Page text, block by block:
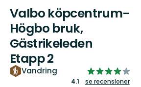
Valbo köpcentrum-
Högbo bruk,
Gästrikeleden
Etapp 2
Vandring
av
4.1 se recensioner